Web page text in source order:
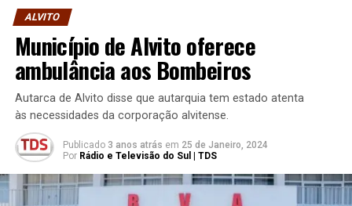
ALVITO
Município de Alvito oferece
ambulância aos Bombeiros
Autarca de Alvito disse que autarquia tem estado atenta
às necessidades da corporação alvitense.
Publicado 3 anos atrás em 25 de Janeiro, 2024
Por Rádio e Televisão do Sul | TDS